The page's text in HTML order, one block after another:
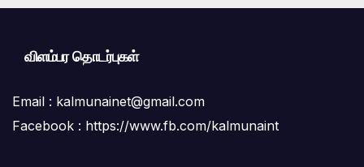
விளம்பர தொடர்புகள்
Email : kalmunainet@gmail.com
Facebook : https://www.fb.com/kalmunaint